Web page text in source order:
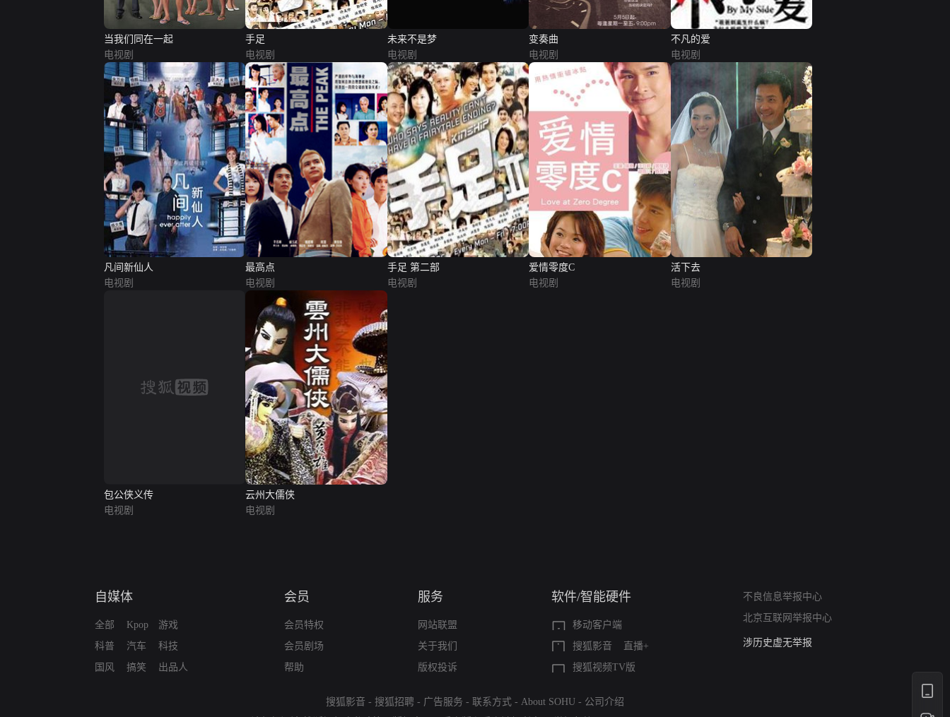
当我们同在一起
电视剧
手足
电视剧
未来不是梦
电视剧
变奏曲
电视剧
不凡的爱
电视剧
凡间新仙人
电视剧
最高点
电视剧
手足 第二部
电视剧
爱情零度C
电视剧
活下去
电视剧
包公侠义传
电视剧
云州大儒侠
电视剧
自媒体
全部
科普
国风
Kpop
汽车
搞笑
游戏
科技
出品人
会员
会员特权
会员剧场
帮助
服务
网站联盟
关于我们
版权投诉
软件/智能硬件
移动客户端
搜狐影音
直播+
搜狐视频TV版
不良信息举报中心
北京互联网举报中心
亚运会举报专区
涉历史虚无举报
搜狐影音 - 搜狐招聘 - 广告服务 - 联系方式 - About SOHU - 公司介绍